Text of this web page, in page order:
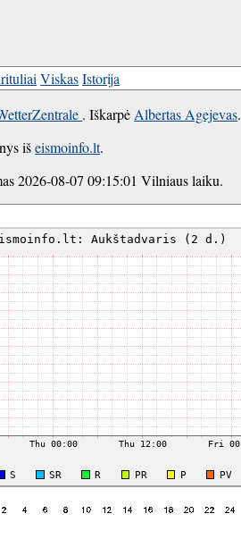
ViskasIstorija
. Iškarpė Albertas Agejevas.
išeismoinfo.lt.
2026-08-07 09:15:01 Vilniaus laiku.